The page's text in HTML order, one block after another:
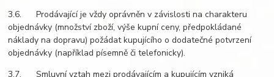
3.6. Prodávající je vždy oprávněn v závislosti na charakteru
objednávky (množství zboží, výše kupní ceny, předpokládané
náklady na dopravu) požádat kupujícího o dodatečné potvrzení
objednávky (například písemně či telefonicky).
3.7. Smluvní vztah mezi prodávajícím a kupujícím vzniká